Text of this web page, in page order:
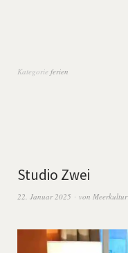
Kategorie ferien
Studio Zwei
22. Januar 2025 von Meerkultur